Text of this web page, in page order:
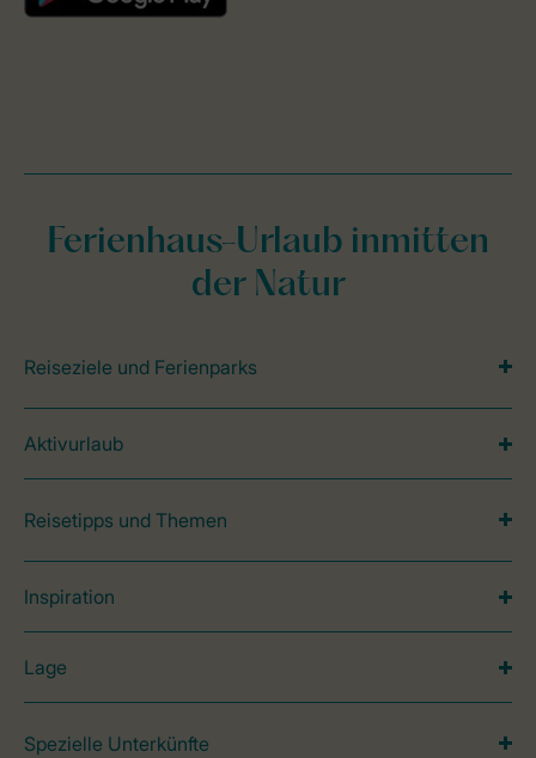
Ferienhaus-Urlaub inmitten
der Natur
Reiseziele und Ferienparks
Aktivurlaub
Reisetipps und Themen
Inspiration
Lage
Spezielle Unterkünfte